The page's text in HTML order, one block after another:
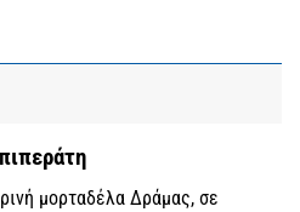
μορταδέλα Δράμας, σε